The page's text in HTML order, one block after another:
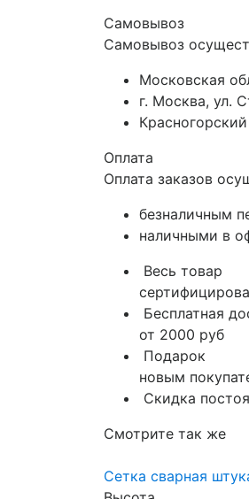
Самовывоз
Самовывоз
Московская
г. Москва, ул.
Оплата
Оплата заказов
безналичным
наличными в
Весь товар
Бесплатная
от 2000 руб
Подарок
новым
Скидка
Смотрите так же
Сетка сварная